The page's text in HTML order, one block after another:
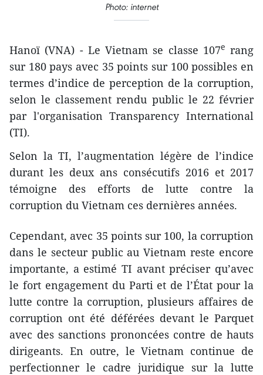
Photo: internet
Hanoï (VNA) - Le Vietnam se classe 107e rang
sur 180 pays avec 35 points sur 100 possibles en
termes d’indice de perception de la corruption,
selon le classement rendu public le 22 février
par l'organisation Transparency International
(TI).
​Selon la TI, l’augmentation légère de l’indice
durant les deux ans consécutifs 2016 et 2017
témoigne des efforts de lutte contre la
corruption du Vietnam ces dernières années.
​Cependant, avec 35 points sur 100, la corruption
dans le secteur public au Vietnam reste encore
importante, a estimé TI avant préciser qu’avec
le fort engagement du Parti et de l’État pour la
lutte contre la corruption, plusieurs affaires de
corruption ont été déférées devant le Parquet
avec des sanctions prononcées contre de hauts
dirigeants. En outre, le Vietnam continue de
perfectionner le cadre juridique sur la lutte